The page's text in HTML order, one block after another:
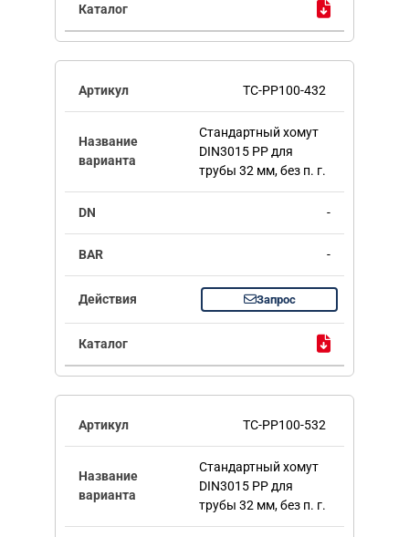
TC-PP100-432
Стандартный хомут
DIN3015 PP для
трубы 32 мм, без п. г.
-
-
Запрос
TC-PP100-532
Стандартный хомут
DIN3015 PP для
трубы 32 мм, без п. г.